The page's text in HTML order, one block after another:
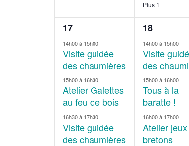
Plus 1
3
évènements,
17
14h00à 15h00
Visite guidée
des chaumières
15h00à 16h30
Atelier Galettes
au feu de bois
16h30à 17h30
Visite guidée
des chaumières
4
18
14h00à 15h00
Visite
des
15h00à 16h00
Tous à la
baratte !
16h00à 17h00
Atelier jeux
bretons